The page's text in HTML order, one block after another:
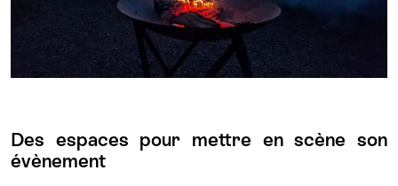
Des espaces pour mettre en scène son
évènement